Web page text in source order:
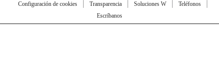
Configuración de cookies
Transparencia Soluciones W
Teléfonos
Escríbanos